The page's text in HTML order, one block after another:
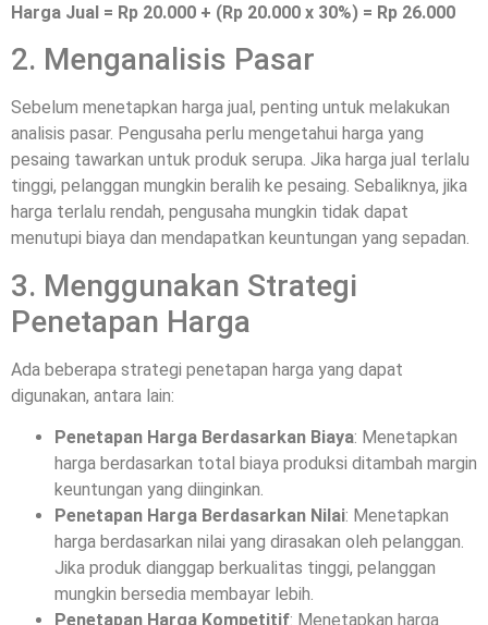
Harga Jual = Rp 20.000 + (Rp 20.000 x 30%) = Rp 26.000
2. Menganalisis Pasar
Sebelum menetapkan harga jual, penting untuk melakukan
analisis pasar. Pengusaha perlu mengetahui harga yang
pesaing tawarkan untuk produk serupa. Jika harga jual terlalu
tinggi, pelanggan mungkin beralih ke pesaing. Sebaliknya, jika
harga terlalu rendah, pengusaha mungkin tidak dapat
menutupi biaya dan mendapatkan keuntungan yang sepadan.
3. Menggunakan Strategi
Penetapan Harga
Ada beberapa strategi penetapan harga yang dapat
digunakan, antara lain:
Penetapan Harga Berdasarkan Biaya: Menetapkan
harga berdasarkan total biaya produksi ditambah margin
keuntungan yang diinginkan.
Penetapan Harga Berdasarkan Nilai: Menetapkan
harga berdasarkan nilai yang dirasakan oleh pelanggan.
Jika produk dianggap berkualitas tinggi, pelanggan
mungkin bersedia membayar lebih.
Penetapan Harga Kompetitif: Menetapkan harga